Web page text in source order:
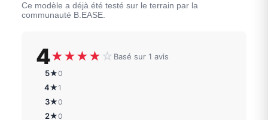
Ce modèle a déjà été testé sur le terrain par la
communauté B.EASE.
4★★★★ ☆ Basé sur 1 avis
5★0
4★1
3★0
2★0